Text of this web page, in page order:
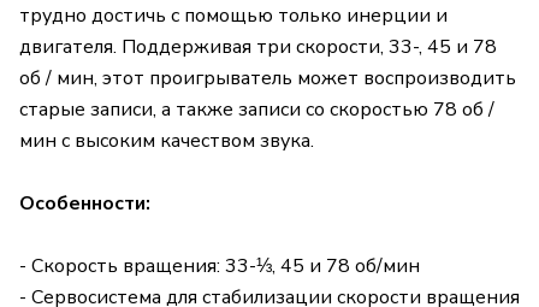
трудно достичь с помощью только инерции и
двигателя. Поддерживая три скорости, 33-, 45 и 78
об / мин, этот проигрыватель может воспроизводить
старые записи, а также записи со скоростью 78 об /
мин с высоким качеством звука.
Особенности:
- Скорость вращения: 33-⅓, 45 и 78 об/мин
- Сервосистема для стабилизации скорости вращения